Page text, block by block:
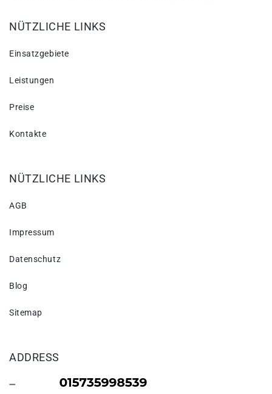
NÜTZLICHE LINKS
Einsatzgebiete
Leistungen
Preise
Kontakte
NÜTZLICHE LINKS
AGB
Impressum
Datenschutz
Blog
Sitemap
ADDRESS